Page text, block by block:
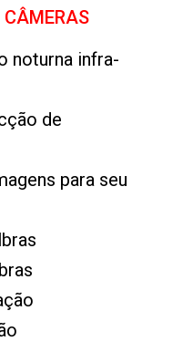
noturna infra-
de
para seu